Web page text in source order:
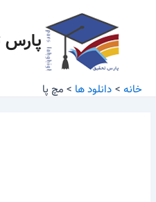
پارس
خانه دانلود ها مچ پا